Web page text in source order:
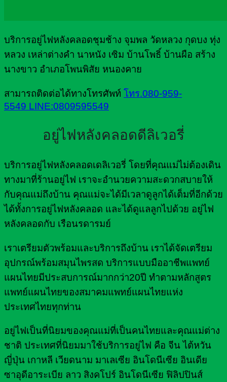
บริการอยู่ไฟหลังคลอดชุมช้าง จุมพล วัดหลวง กุดบง ทุ่ง
หลวง เหล่าต่างคำ นาหนัง เซิม บ้านโพธิ์ บ้านผือ สร้าง
นางขาว อำเภอโพนพิสัย หนองคาย
สามารถติดต่อได้ทางโทรศัพท์ โทร.080-959-
5549 LINE:0809595549
อยู่ไฟหลังคลอดดีลิเวอรี่
บริการอยู่ไฟหลังคลอดเดลิเวอรี่ โดยที่คุณแม่ไม่ต้องเดิน
ทางมาที่ร้านอยู่ไฟ เราจะอำนวยความสะดวกสบายให้
กับคุณแม่ถึงบ้าน คุณแม่จะได้มีเวลาดูลูกได้เต็มที่อีกด้วย
ได้ทั้งการอยู่ไฟหลังคลอด และได้ดูแลลูกไปด้วย อยู่ไฟ
หลังคลอดกับ เรือนรดารมย์
เราเตรียมตัวพร้อมและบริการถึงบ้าน เราได้จัดเตรียม
อุปกรณ์พร้อมสมุนไพรสด บริการแบบมืออาชีพแพทย์
แผนไทยมีประสบการณ์มากกว่า20ปี ทำตามหลักสูตร
แพทย์แผนไทยของสมาคมแพทย์แผนไทยแห่ง
ประเทศไทยทุกท่าน
อยู่ไฟเป็นที่นิยมของคุณแม่ที่เป็นคนไทยและคุณแม่ต่าง
ชาติ ประเทศที่นิยมมาใช้บริการอยู่ไฟ คือ จีน ไต้หวัน
ญี่ปุ่น เกาหลี เวียดนาม มาเลเซีย อินโดนีเซีย อินเดีย
ซาอุดีอาระเบีย ลาว สิงคโปร์ อินโดนีเซีย ฟิลิปปินส์